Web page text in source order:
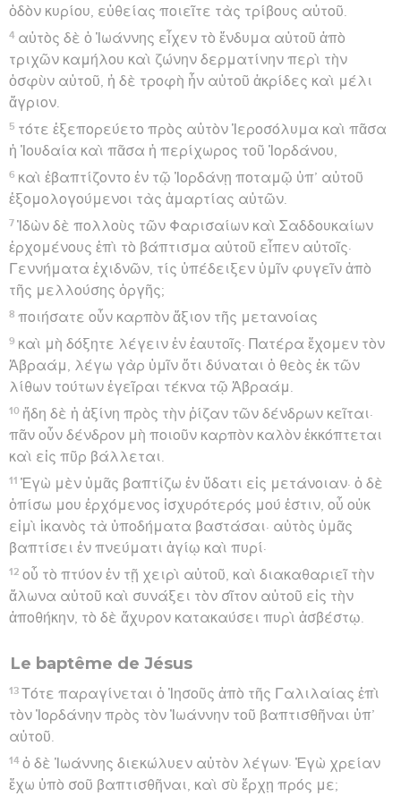
ὁδὸν κυρίου, εὐθείας ποιεῖτε τὰς τρίβους αὐτοῦ.
4 αὐτὸς δὲ ὁ Ἰωάννης εἶχεν τὸ ἔνδυμα αὐτοῦ ἀπὸ
τριχῶν καμήλου καὶ ζώνην δερματίνην περὶ τὴν
ὀσφὺν αὐτοῦ, ἡ δὲ τροφὴ ἦν αὐτοῦ ἀκρίδες καὶ μέλι
ἄγριον.
5 τότε ἐξεπορεύετο πρὸς αὐτὸν Ἱεροσόλυμα καὶ πᾶσα
ἡ Ἰουδαία καὶ πᾶσα ἡ περίχωρος τοῦ Ἰορδάνου,
6 καὶ ἐβαπτίζοντο ἐν τῷ Ἰορδάνῃ ποταμῷ ὑπ’ αὐτοῦ
ἐξομολογούμενοι τὰς ἁμαρτίας αὐτῶν.
7 Ἰδὼν δὲ πολλοὺς τῶν Φαρισαίων καὶ Σαδδουκαίων
ἐρχομένους ἐπὶ τὸ βάπτισμα αὐτοῦ εἶπεν αὐτοῖς·
Γεννήματα ἐχιδνῶν, τίς ὑπέδειξεν ὑμῖν φυγεῖν ἀπὸ
τῆς μελλούσης ὀργῆς;
8 ποιήσατε οὖν καρπὸν ἄξιον τῆς μετανοίας
9 καὶ μὴ δόξητε λέγειν ἐν ἑαυτοῖς· Πατέρα ἔχομεν τὸν
Ἀβραάμ, λέγω γὰρ ὑμῖν ὅτι δύναται ὁ θεὸς ἐκ τῶν
λίθων τούτων ἐγεῖραι τέκνα τῷ Ἀβραάμ.
10 ἤδη δὲ ἡ ἀξίνη πρὸς τὴν ῥίζαν τῶν δένδρων κεῖται·
πᾶν οὖν δένδρον μὴ ποιοῦν καρπὸν καλὸν ἐκκόπτεται
καὶ εἰς πῦρ βάλλεται.
11 Ἐγὼ μὲν ὑμᾶς βαπτίζω ἐν ὕδατι εἰς μετάνοιαν· ὁ δὲ
ὀπίσω μου ἐρχόμενος ἰσχυρότερός μού ἐστιν, οὗ οὐκ
εἰμὶ ἱκανὸς τὰ ὑποδήματα βαστάσαι· αὐτὸς ὑμᾶς
βαπτίσει ἐν πνεύματι ἁγίῳ καὶ πυρί·
12 οὗ τὸ πτύον ἐν τῇ χειρὶ αὐτοῦ, καὶ διακαθαριεῖ τὴν
ἅλωνα αὐτοῦ καὶ συνάξει τὸν σῖτον αὐτοῦ εἰς τὴν
ἀποθήκην, τὸ δὲ ἄχυρον κατακαύσει πυρὶ ἀσβέστῳ.
Le baptême de Jésus
13 Τότε παραγίνεται ὁ Ἰησοῦς ἀπὸ τῆς Γαλιλαίας ἐπὶ
τὸν Ἰορδάνην πρὸς τὸν Ἰωάννην τοῦ βαπτισθῆναι ὑπ’
αὐτοῦ.
14 ὁ δὲ Ἰωάννης διεκώλυεν αὐτὸν λέγων· Ἐγὼ χρείαν
ἔχω ὑπὸ σοῦ βαπτισθῆναι, καὶ σὺ ἔρχῃ πρός με;